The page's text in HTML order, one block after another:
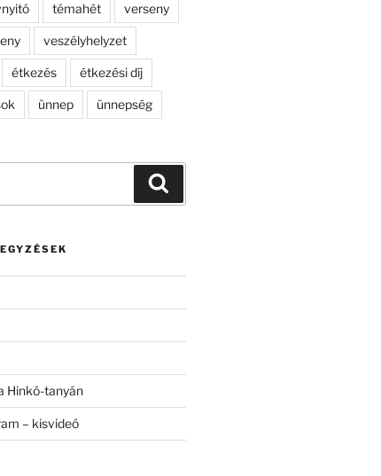
témahét verseny
veszélyhelyzet
étkezés étkezési díj
ünnep ünnepség
Hinkó-tanyán
– kisvideó